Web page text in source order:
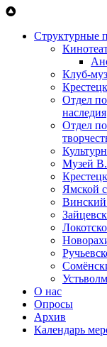
Перейти к
Структурные
Клуб-
Отдел
наследия
Отдел
Музей
Ямской
Винский
О нас
Опросы
Архив
Календарь